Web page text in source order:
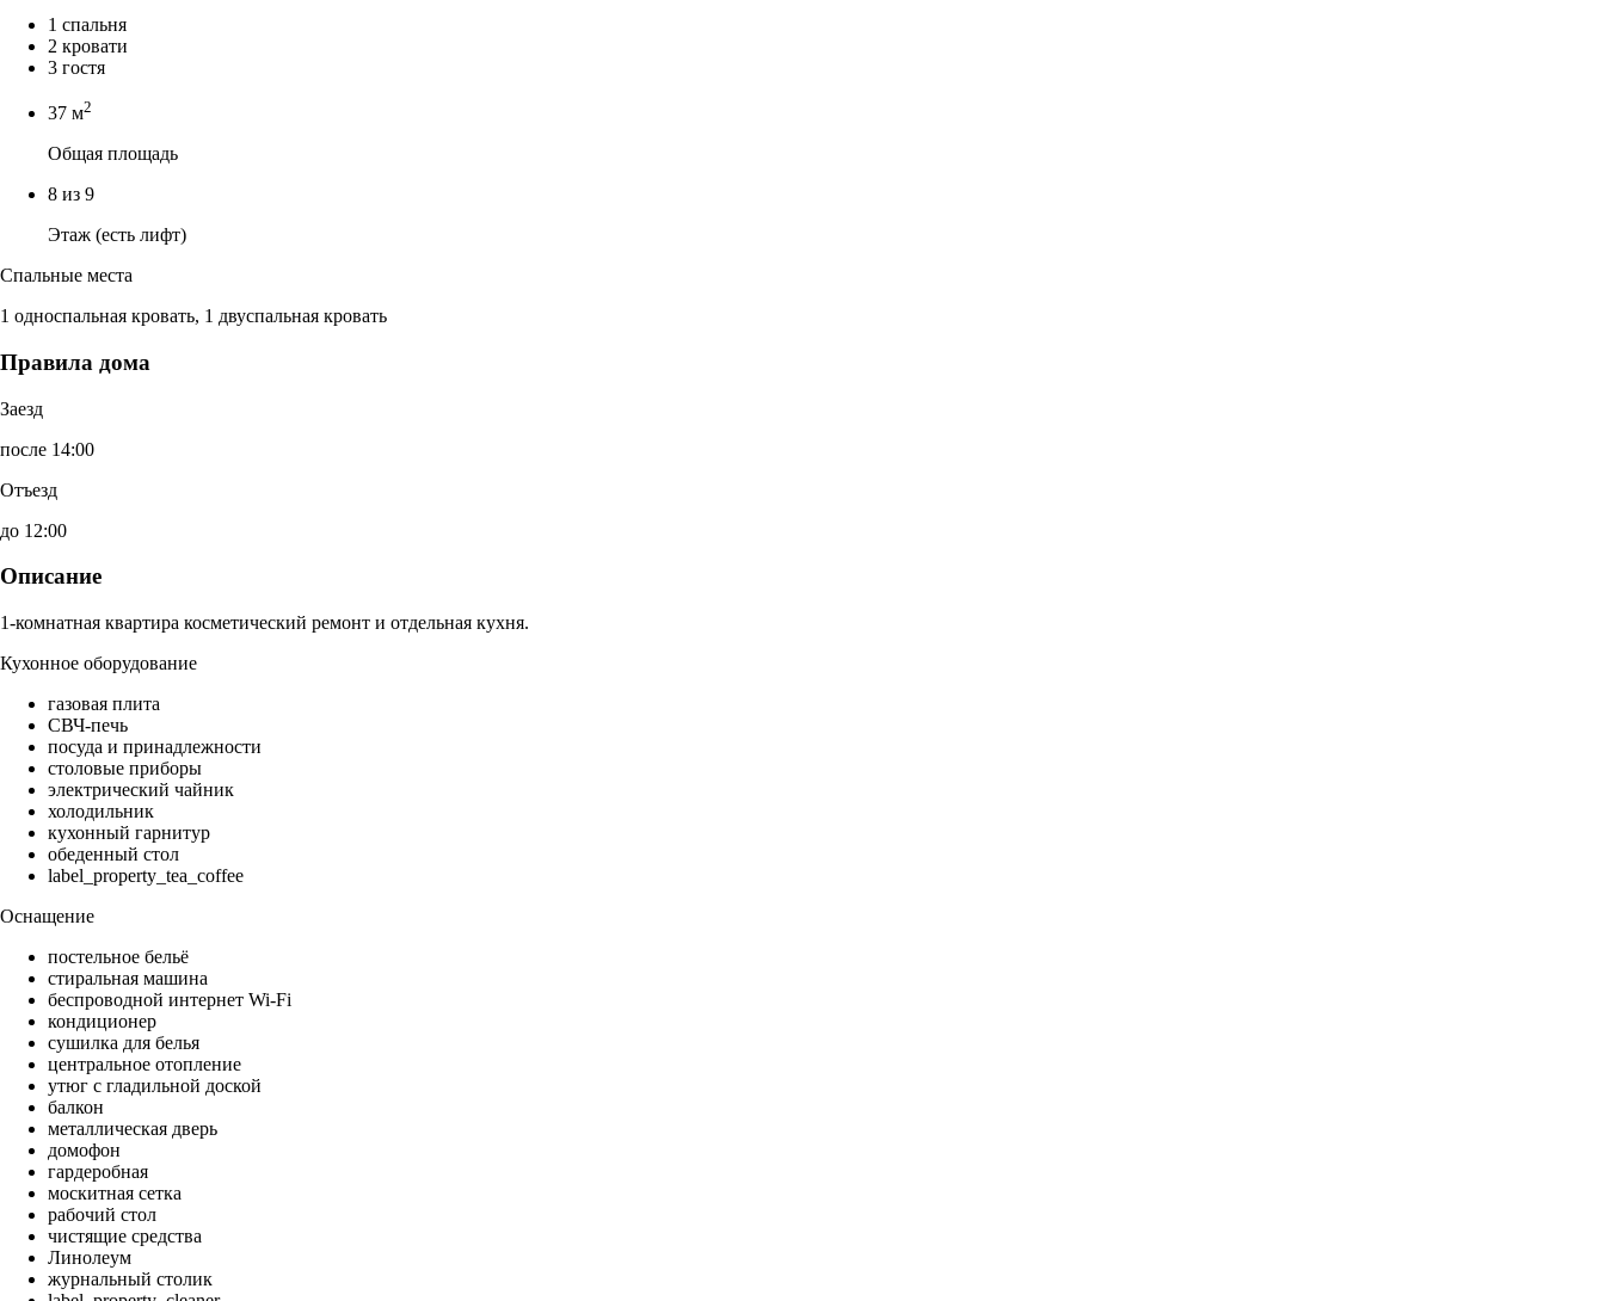
1 спальня
2 кровати
3 гостя
37 м2
Общая площадь
8 из 9
Этаж (есть лифт)
Спальные места
1 односпальная кровать, 1 двуспальная кровать
Правила дома
Заезд
после 14:00
Отъезд
до 12:00
Описание
1-комнатная квартира косметический ремонт и отдельная кухня.
Кухонное оборудование
газовая плита
СВЧ-печь
посуда и принадлежности
столовые приборы
электрический чайник
холодильник
кухонный гарнитур
обеденный стол
label_property_tea_coffee
Оснащение
постельное бельё
стиральная машина
беспроводной интернет Wi-Fi
кондиционер
сушилка для белья
центральное отопление
утюг с гладильной доской
балкон
металлическая дверь
домофон
гардеробная
москитная сетка
рабочий стол
чистящие средства
Линолеум
журнальный столик